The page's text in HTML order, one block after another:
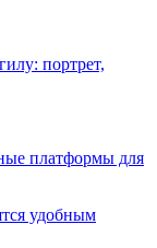
портрет,
платформы для
удобным